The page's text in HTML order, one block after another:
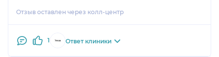
Отзыв оставлен через колл-центр
1 Ответ клиники